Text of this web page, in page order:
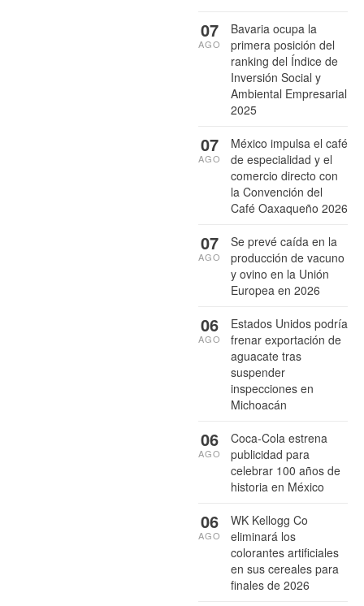
Bavaria ocupa la
primera posición del
ranking del Índice de
Inversión Social y
Ambiental Empresarial
2025
07
AGO
México impulsa el café
de especialidad y el
comercio directo con
la Convención del
Café Oaxaqueño 2026
07
AGO
Se prevé caída en la
producción de vacuno
y ovino en la Unión
Europea en 2026
07
AGO
Estados Unidos podría
frenar exportación de
aguacate tras
suspender
inspecciones en
Michoacán
06
AGO
Coca-Cola estrena
publicidad para
celebrar 100 años de
historia en México
06
AGO
WK Kellogg Co
eliminará los
colorantes artificiales
en sus cereales para
finales de 2026
06
AGO